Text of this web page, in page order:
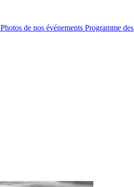
Photos de nos événements Programme